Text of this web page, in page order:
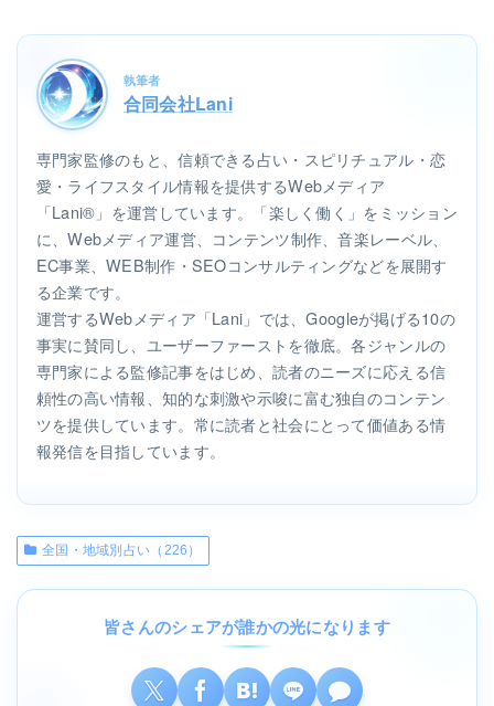
執筆者
合同会社Lani
専門家監修のもと、信頼できる占い・スピリチュアル・恋
愛・ライフスタイル情報を提供するWebメディア
「Lani®」を運営しています。「楽しく働く」をミッション
に、Webメディア運営、コンテンツ制作、音楽レーベル、
EC事業、WEB制作・SEOコンサルティングなどを展開す
る企業です。
運営するWebメディア「Lani」では、Googleが掲げる10の
事実に賛同し、ユーザーファーストを徹底。各ジャンルの
専門家による監修記事をはじめ、読者のニーズに応える信
頼性の高い情報、知的な刺激や示唆に富む独自のコンテン
ツを提供しています。常に読者と社会にとって価値ある情
報発信を目指しています。
全国・地域別占い（226）
皆さんのシェアが誰かの光になります